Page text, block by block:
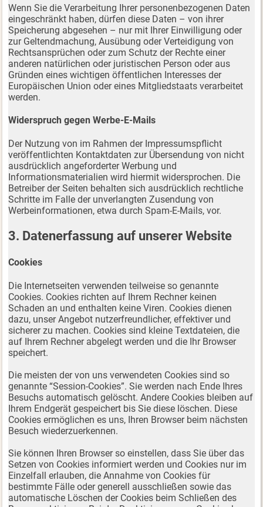
Wenn Sie die Verarbeitung Ihrer personenbezogenen Daten
eingeschränkt haben, dürfen diese Daten – von ihrer
Speicherung abgesehen – nur mit Ihrer Einwilligung oder
zur Geltendmachung, Ausübung oder Verteidigung von
Rechtsansprüchen oder zum Schutz der Rechte einer
anderen natürlichen oder juristischen Person oder aus
Gründen eines wichtigen öffentlichen Interesses der
Europäischen Union oder eines Mitgliedstaats verarbeitet
werden.
Widerspruch gegen Werbe-E-Mails
Der Nutzung von im Rahmen der Impressumspflicht
veröffentlichten Kontaktdaten zur Übersendung von nicht
ausdrücklich angeforderter Werbung und
Informationsmaterialien wird hiermit widersprochen. Die
Betreiber der Seiten behalten sich ausdrücklich rechtliche
Schritte im Falle der unverlangten Zusendung von
Werbeinformationen, etwa durch Spam-E-Mails, vor.
3. Datenerfassung auf unserer Website
Cookies
Die Internetseiten verwenden teilweise so genannte
Cookies. Cookies richten auf Ihrem Rechner keinen
Schaden an und enthalten keine Viren. Cookies dienen
dazu, unser Angebot nutzerfreundlicher, effektiver und
sicherer zu machen. Cookies sind kleine Textdateien, die
auf Ihrem Rechner abgelegt werden und die Ihr Browser
speichert.
Die meisten der von uns verwendeten Cookies sind so
genannte “Session-Cookies”. Sie werden nach Ende Ihres
Besuchs automatisch gelöscht. Andere Cookies bleiben auf
Ihrem Endgerät gespeichert bis Sie diese löschen. Diese
Cookies ermöglichen es uns, Ihren Browser beim nächsten
Besuch wiederzuerkennen.
Sie können Ihren Browser so einstellen, dass Sie über das
Setzen von Cookies informiert werden und Cookies nur im
Einzelfall erlauben, die Annahme von Cookies für
bestimmte Fälle oder generell ausschließen sowie das
automatische Löschen der Cookies beim Schließen des